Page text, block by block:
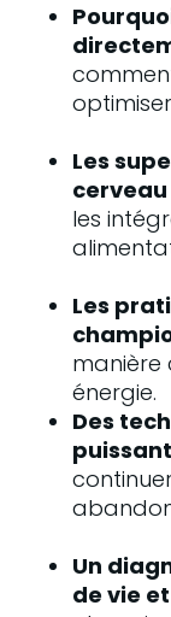
Les
les
Les
manière
énergie.
Des
Un
de vie